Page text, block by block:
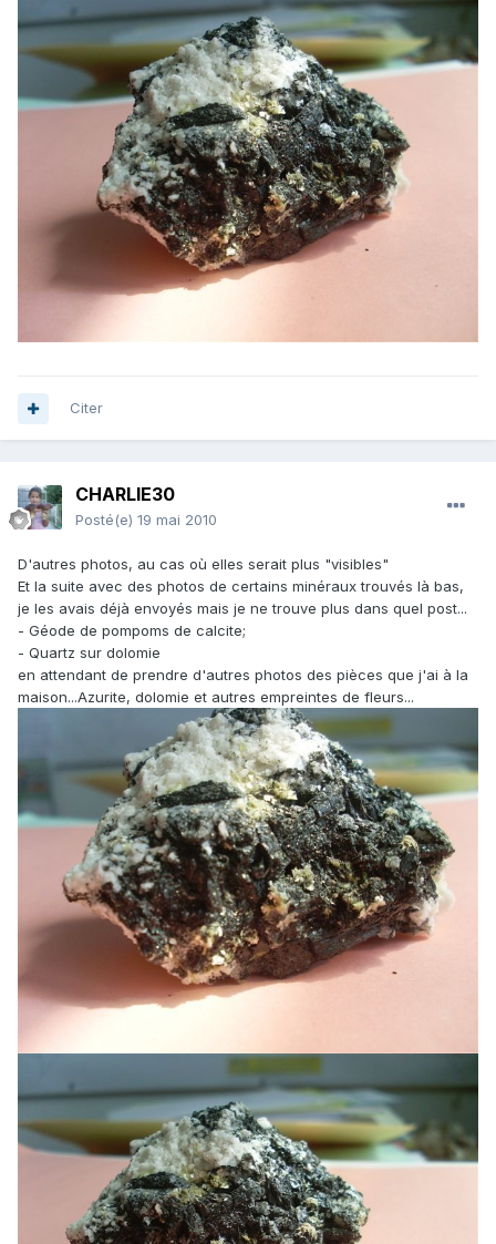
Citer
CHARLIE30
Posté(e) 19 mai 2010
D'autres photos, au cas où elles serait plus "visibles"
Et la suite avec des photos de certains minéraux trouvés là bas,
je les avais déjà envoyés mais je ne trouve plus dans quel post...
- Géode de pompoms de calcite;
- Quartz sur dolomie
en attendant de prendre d'autres photos des pièces que j'ai à la
maison...Azurite, dolomie et autres empreintes de fleurs...